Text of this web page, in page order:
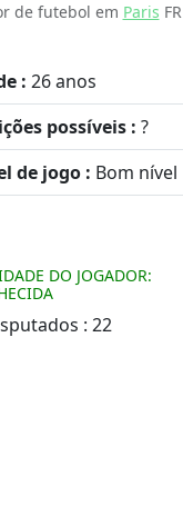
de futebol em Paris FR
: 26 anos
possíveis : ?
de jogo : Bom nível
DO JOGADOR:
: 22